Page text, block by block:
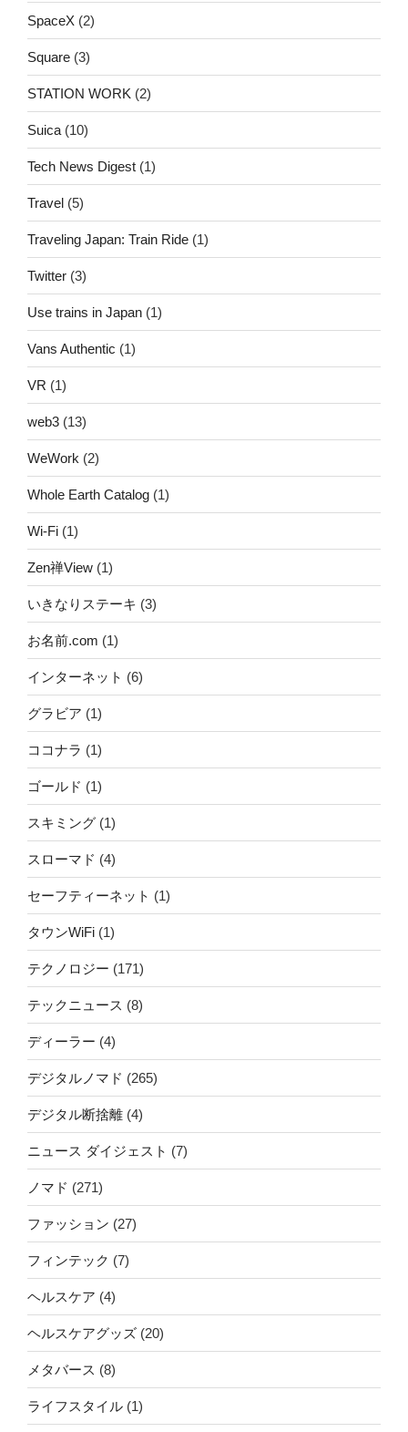
SpaceX (2)
Square (3)
STATION WORK (2)
Suica (10)
Tech News Digest (1)
Travel (5)
Traveling Japan: Train Ride (1)
Twitter (3)
Use trains in Japan (1)
Vans Authentic (1)
VR (1)
web3 (13)
WeWork (2)
Whole Earth Catalog (1)
Wi-Fi (1)
Zen禅View (1)
いきなりステーキ (3)
お名前.com (1)
インターネット (6)
グラビア (1)
ココナラ (1)
ゴールド (1)
スキミング (1)
スローマド (4)
セーフティーネット (1)
タウンWiFi (1)
テクノロジー (171)
テックニュース (8)
ディーラー (4)
デジタルノマド (265)
デジタル断捨離 (4)
ニュース ダイジェスト (7)
ノマド (271)
ファッション (27)
フィンテック (7)
ヘルスケア (4)
ヘルスケアグッズ (20)
メタバース (8)
ライフスタイル (1)